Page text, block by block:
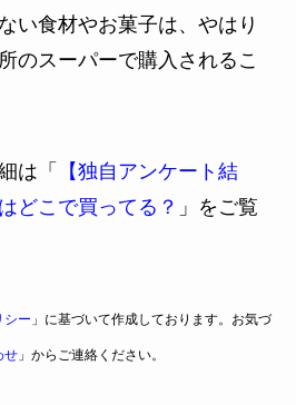
い食材やお菓子は、やはり
のスーパーで購入されるこ
は「
【独自アンケート結
どこで買ってる？ 」をご覧
シー 」に基づいて作成しております。お気づ
せ」からご連絡ください。